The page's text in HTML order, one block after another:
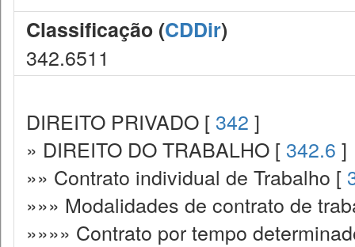
Classificação (CDDir)
342.6511
DIREITO PRIVADO [ 342 ]
» DIREITO DO TRABALHO [ 342.6 ]
»» Contrato individual de Trabalho [
»»» Modalidades de contrato de
»»»» Contrato por tempo